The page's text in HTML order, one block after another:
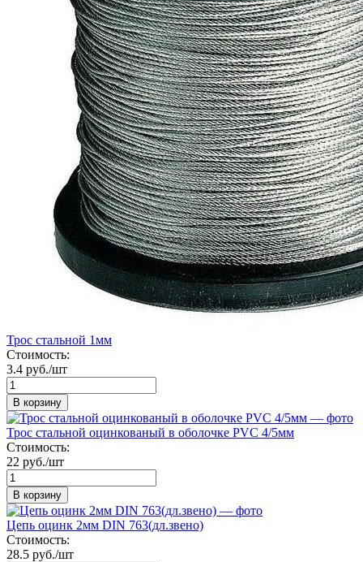
Трос стальной 1мм
Стоимость:
3.4 руб./шт
В корзину
Трос стальной оцинкованый в оболочке PVC 4/5мм
Стоимость:
22 руб./шт
В корзину
Цепь оцинк 2мм DIN 763(дл.звено)
Стоимость:
28.5 руб./шт